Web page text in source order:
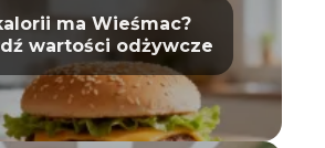
ma Wieśmac?
wartości odżywcze